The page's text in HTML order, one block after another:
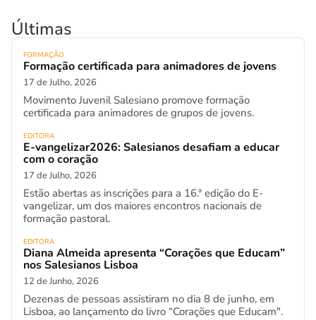
Últimas
FORMAÇÃO
Formação certificada para animadores de jovens
17 de Julho, 2026
Movimento Juvenil Salesiano promove formação
certificada para animadores de grupos de jovens.
EDITORA
E-vangelizar2026: Salesianos desafiam a educar
com o coração
17 de Julho, 2026
Estão abertas as inscrições para a 16.ª edição do E-
vangelizar, um dos maiores encontros nacionais de
formação pastoral.
EDITORA
Diana Almeida apresenta “Corações que Educam”
nos Salesianos Lisboa
12 de Junho, 2026
Dezenas de pessoas assistiram no dia 8 de junho, em
Lisboa, ao lançamento do livro “Corações que Educam".